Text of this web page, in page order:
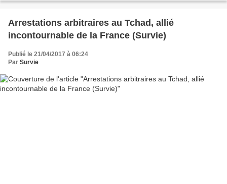
Arrestations arbitraires au Tchad, allié
incontournable de la France (Survie)
Publié le 21/04/2017 à 06:24
Par Survie